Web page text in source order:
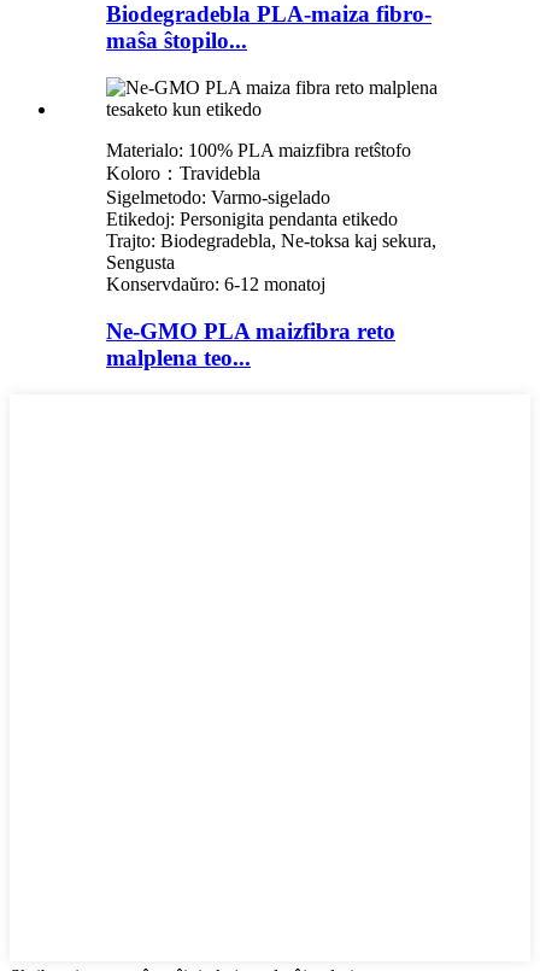
Biodegradebla PLA-maiza fibro-
maŝa ŝtopilo...
Materialo: 100% PLA maizfibra retŝtofo
Koloro：Travidebla
Sigelmetodo: Varmo-sigelado
Etikedoj: Personigita pendanta etikedo
Trajto: Biodegradebla, Ne-toksa kaj sekura,
Sengusta
Konservdaŭro: 6-12 monatoj
Ne-GMO PLA maizfibra reto
malplena teo...